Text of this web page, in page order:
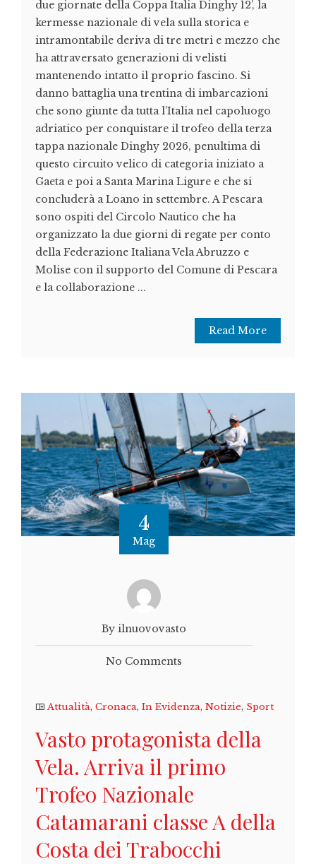
due giornate della Coppa Italia Dinghy 12’, la
kermesse nazionale di vela sulla storica e
intramontabile deriva di tre metri e mezzo che
ha attraversato generazioni di velisti
mantenendo intatto il proprio fascino. Si
danno battaglia una trentina di imbarcazioni
che sono giunte da tutta l’Italia nel capoluogo
adriatico per conquistare il trofeo della terza
tappa nazionale Dinghy 2026, penultima di
questo circuito velico di categoria iniziato a
Gaeta e poi a Santa Marina Ligure e che si
concluderà a Loano in settembre. A Pescara
sono ospiti del Circolo Nautico che ha
organizzato la due giorni di regate per conto
della Federazione Italiana Vela Abruzzo e
Molise con il supporto del Comune di Pescara
e la collaborazione ...
Read More
4
Mag
By ilnuovovasto
No Comments
Attualità, Cronaca, In Evidenza, Notizie, Sport
Vasto protagonista della
Vela. Arriva il primo
Trofeo Nazionale
Catamarani classe A della
Costa dei Trabocchi